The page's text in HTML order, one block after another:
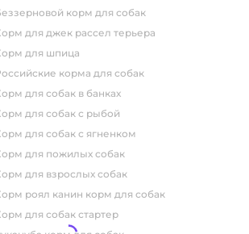
беззерновой корм для собак
корм для джек рассел терьера
корм для шпица
российские корма для собак
корм для собак в банках
корм для собак с рыбой
корм для собак с ягненком
корм для пожилых собак
корм для взрослых собак
корм роял канин корм для собак
корм для собак стартер